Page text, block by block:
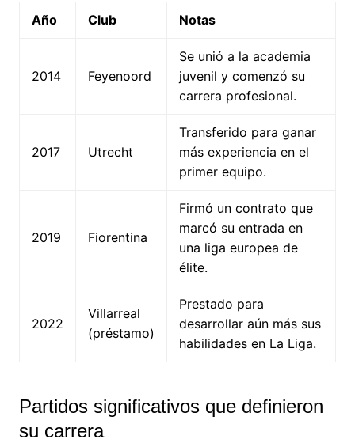
Año Club Notas
2014 Feyenoord
Se unió a la academia
juvenil y comenzó su
carrera profesional.
2017 Utrecht
Transferido para ganar
más experiencia en el
primer equipo.
2019 Fiorentina
Firmó un contrato que
marcó su entrada en
una liga europea de
élite.
2022
Villarreal
(préstamo)
Prestado para
desarrollar aún más sus
habilidades en La Liga.
Partidos significativos que definieron
su carrera